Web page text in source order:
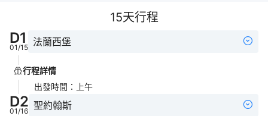
15天行程
D1
01/15 法蘭西堡
行程詳情
出發時間 ： 上午
D2
01/16 聖約翰斯